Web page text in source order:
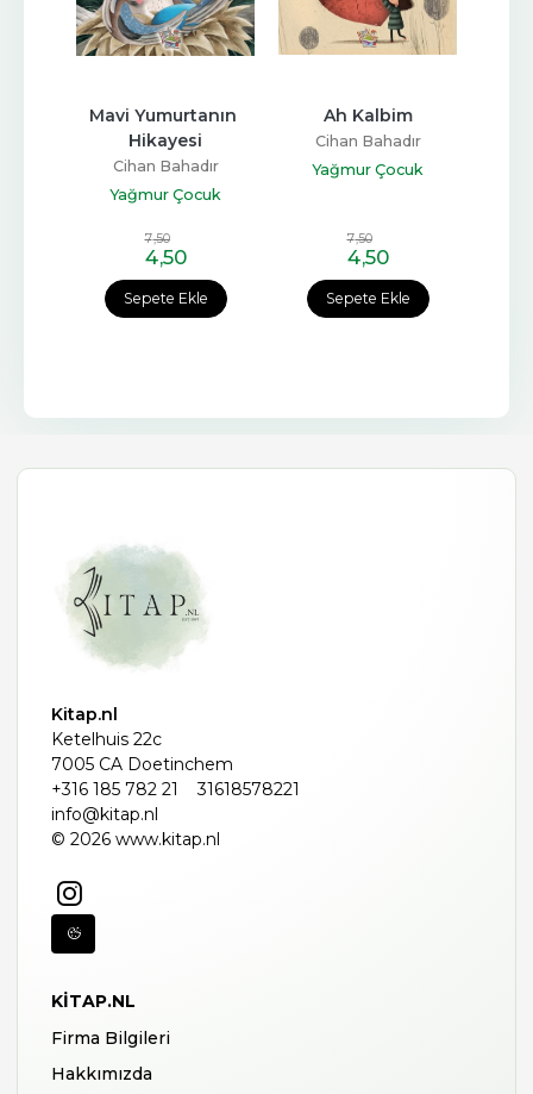
Sepete Ekle
Mavi Yumurtanın
Hikayesi
Cihan Bahadır
Yağmur Çocuk
7,50
4,50
Sepete Ekle
Ah Kalbim
Cihan Bahadır
Yağmur Çocuk
7,50
4,50
Kitap.nl
Ketelhuis 22c
7005 CA Doetinchem
+316 185 782 21
31618578221
info@kitap.nl
© 2026 www.kitap.nl
KITAP.NL
Firma Bilgileri
Hakkımızda